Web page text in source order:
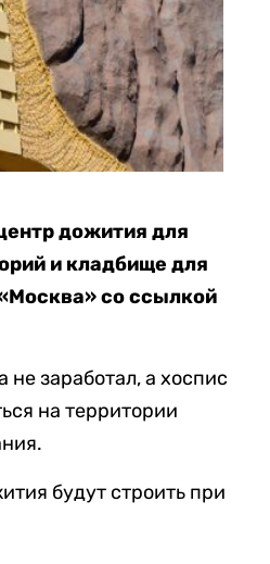
дожития для
и кладбище для
со ссылкой
не заработал, а хоспис
на территории
будут строить при